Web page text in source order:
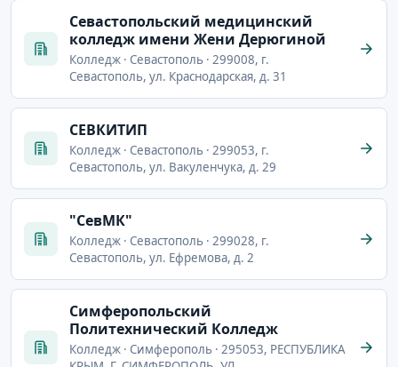
Севастопольский медицинский
колледж имени Жени Дерюгиной
Колледж · Севастополь · 299008, г.
Севастополь, ул. Краснодарская, д. 31
СЕВКИТИП
Колледж · Севастополь · 299053, г.
Севастополь, ул. Вакуленчука, д. 29
"СевМК"
Колледж · Севастополь · 299028, г.
Севастополь, ул. Ефремова, д. 2
Симферопольский
Политехнический Колледж
Колледж · Симферополь · 295053, РЕСПУБЛИКА